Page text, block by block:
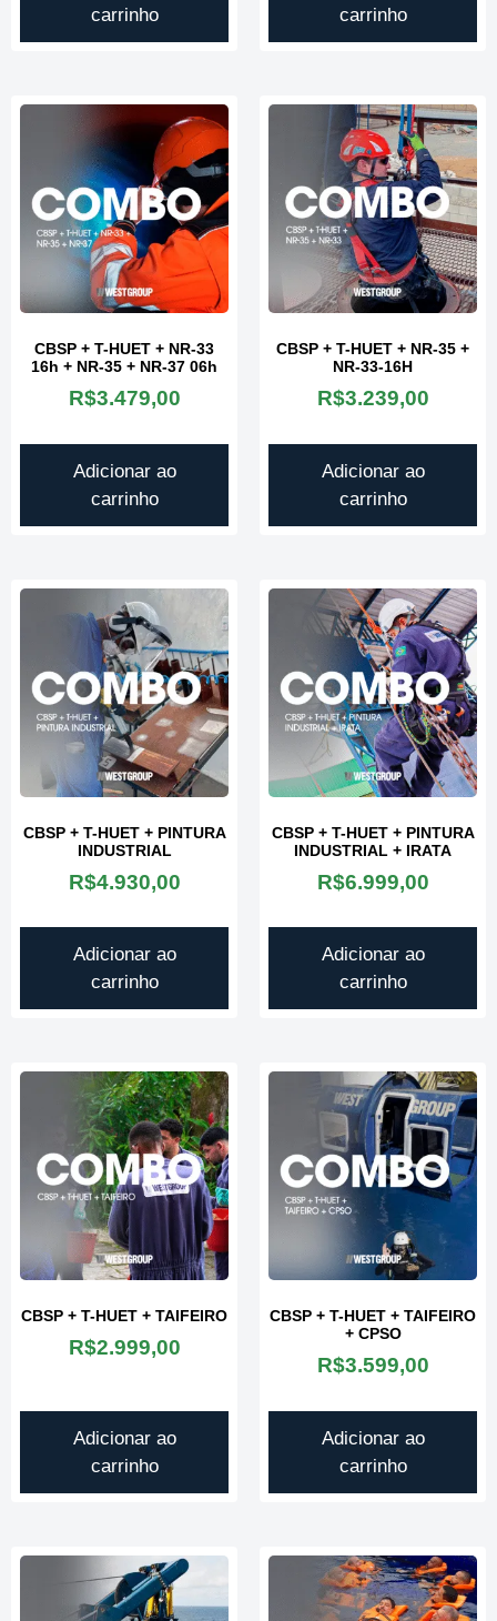
carrinho
carrinho
CBSP + T-HUET + NR-33
16h + NR-35 + NR-37 06h
R$3.479,00
Adicionar ao
carrinho
CBSP + T-HUET + NR-35 +
NR-33-16H
R$3.239,00
Adicionar ao
carrinho
CBSP + T-HUET + PINTURA
INDUSTRIAL
R$4.930,00
Adicionar ao
carrinho
CBSP + T-HUET + PINTURA
INDUSTRIAL + IRATA
R$6.999,00
Adicionar ao
carrinho
CBSP + T-HUET + TAIFEIRO
R$2.999,00
Adicionar ao
carrinho
CBSP + T-HUET + TAIFEIRO
+ CPSO
R$3.599,00
Adicionar ao
carrinho